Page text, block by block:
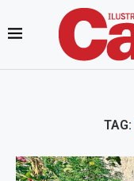
TAG: